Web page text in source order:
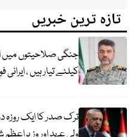
تازہ ترین خبریں
جنگی صلاحیتوں میں
کیلئے تیار ہیں ، ایرانی
ترک صدر کا ایک روزہ